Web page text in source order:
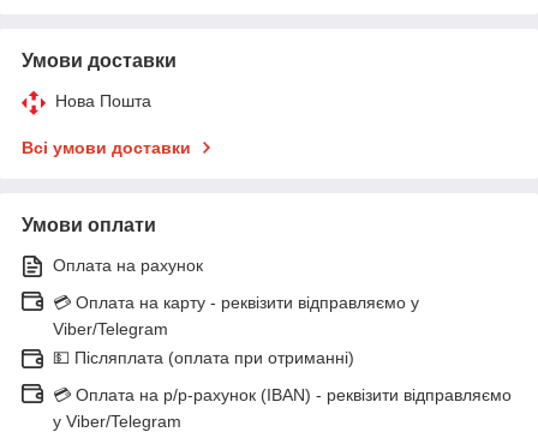
Умови доставки
Нова Пошта
Всі умови доставки
Умови оплати
Оплата на рахунок
💳 Оплата на карту - реквізити відправляємо у
Viber/Telegram
💵 Післяплата (оплата при отриманні)
💳 Оплата на р/р-рахунок (IBAN) - реквізити відправляємо
у Viber/Telegram